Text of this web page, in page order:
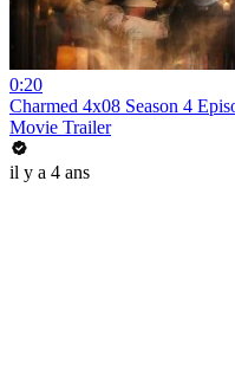
0:20
Charmed 4x08 Season 4
Movie Trailer
il y a 4 ans